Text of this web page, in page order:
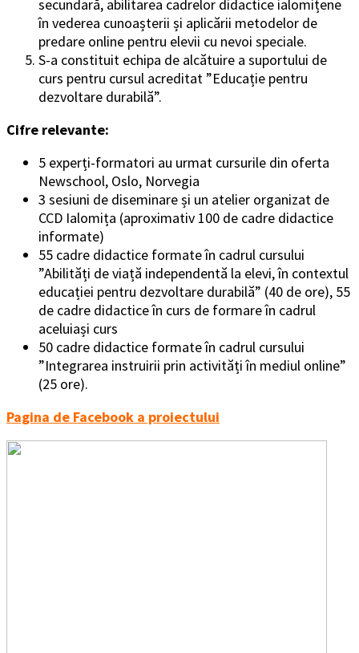
secundară, abilitarea cadrelor didactice ialomițene
în vederea cunoașterii și aplicării metodelor de
predare online pentru elevii cu nevoi speciale.
S-a constituit echipa de alcătuire a suportului de
curs pentru cursul acreditat ”Educație pentru
dezvoltare durabilă”.
Cifre relevante:
5 experți-formatori au urmat cursurile din oferta
Newschool, Oslo, Norvegia
3 sesiuni de diseminare și un atelier organizat de
CCD Ialomița (aproximativ 100 de cadre didactice
informate)
55 cadre didactice formate în cadrul cursului
”Abilități de viață independentă la elevi, în contextul
educației pentru dezvoltare durabilă” (40 de ore), 55
de cadre didactice în curs de formare în cadrul
aceluiași curs
50 cadre didactice formate în cadrul cursului
”Integrarea instruirii prin activități în mediul online”
(25 ore).
Pagina de Facebook a proiectului